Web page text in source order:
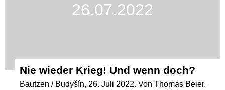
26.07.2022
Nie wieder Krieg! Und wenn doch?
Bautzen / Budyšín, 26. Juli 2022. Von Thomas Beier.